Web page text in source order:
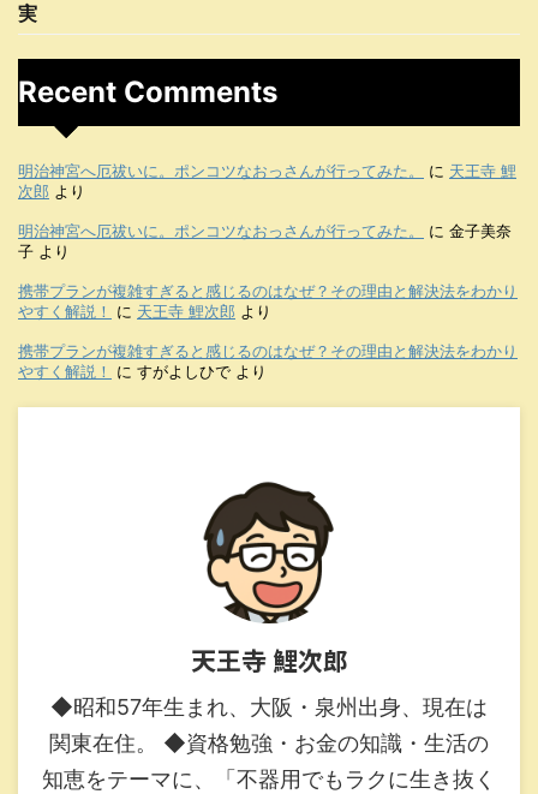
実
Recent Comments
明治神宮へ厄祓いに。ポンコツなおっさんが行ってみた。 に 天王寺 鯉
次郎 より
明治神宮へ厄祓いに。ポンコツなおっさんが行ってみた。 に 金子美奈
子 より
携帯プランが複雑すぎると感じるのはなぜ？その理由と解決法をわかり
やすく解説！
に 天王寺 鯉次郎 より
携帯プランが複雑すぎると感じるのはなぜ？その理由と解決法をわかり
やすく解説！
に すがよしひで より
天王寺 鯉次郎
◆昭和57年生まれ、大阪・泉州出身、現在は
関東在住。 ◆資格勉強・お金の知識・生活の
知恵をテーマに、「不器用でもラクに生き抜く